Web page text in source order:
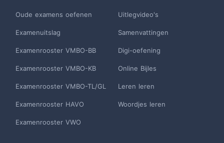
Oude examens oefenen
Examenuitslag
Examenrooster VMBO-BB
Examenrooster VMBO-KB
Examenrooster VMBO-TL/GL
Examenrooster HAVO
Examenrooster VWO
Uitlegvideo's
Samenvattingen
Digi-oefening
Online Bijles
Leren leren
Woordjes leren